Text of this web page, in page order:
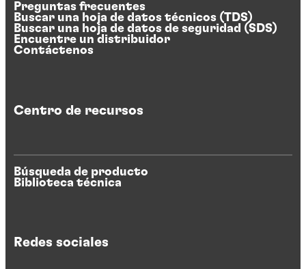
Preguntas frecuentes
Buscar una hoja de datos técnicos (TDS)
Buscar una hoja de datos de seguridad (SDS)
Encuentre un distribuidor
Contáctenos
Centro de recursos
Búsqueda de producto
Biblioteca técnica
Redes sociales